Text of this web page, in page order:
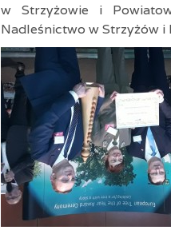
w Strzyżowie i
Nadleśnictwo w Strzyżów i